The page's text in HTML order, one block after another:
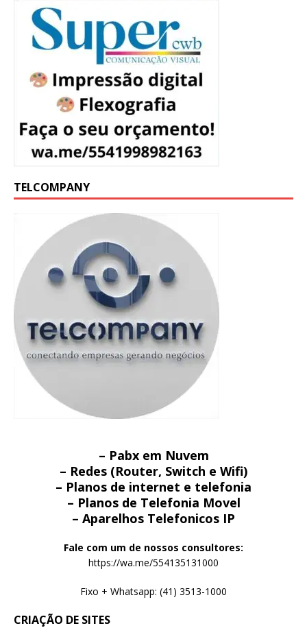
TELCOMPANY
– Pabx em Nuvem
– Redes (Router, Switch e Wifi)
– Planos de internet e telefonia
– Planos de Telefonia Movel
– Aparelhos Telefonicos IP
Fale com um de nossos consultores:
https://wa.me/554135131000
Fixo + Whatsapp: (41) 3513-1000
CRIAÇÃO DE SITES